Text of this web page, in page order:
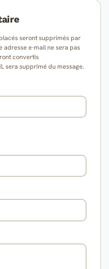
seront supprimés par
adresse e-mail ne sera pas
convertis
sera supprimé du message.